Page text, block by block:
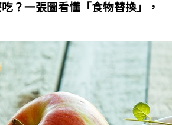
？一張圖看懂「食物替換」，